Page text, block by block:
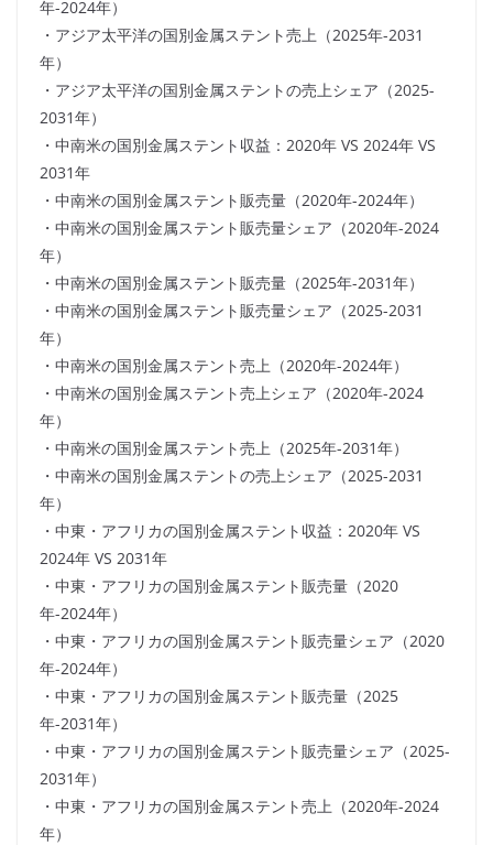
年-2024年）
・アジア太平洋の国別金属ステント売上（2025年-2031
年）
・アジア太平洋の国別金属ステントの売上シェア（2025-
2031年）
・中南米の国別金属ステント収益：2020年 VS 2024年 VS
2031年
・中南米の国別金属ステント販売量（2020年-2024年）
・中南米の国別金属ステント販売量シェア（2020年-2024
年）
・中南米の国別金属ステント販売量（2025年-2031年）
・中南米の国別金属ステント販売量シェア（2025-2031
年）
・中南米の国別金属ステント売上（2020年-2024年）
・中南米の国別金属ステント売上シェア（2020年-2024
年）
・中南米の国別金属ステント売上（2025年-2031年）
・中南米の国別金属ステントの売上シェア（2025-2031
年）
・中東・アフリカの国別金属ステント収益：2020年 VS
2024年 VS 2031年
・中東・アフリカの国別金属ステント販売量（2020
年-2024年）
・中東・アフリカの国別金属ステント販売量シェア（2020
年-2024年）
・中東・アフリカの国別金属ステント販売量（2025
年-2031年）
・中東・アフリカの国別金属ステント販売量シェア（2025-
2031年）
・中東・アフリカの国別金属ステント売上（2020年-2024
年）